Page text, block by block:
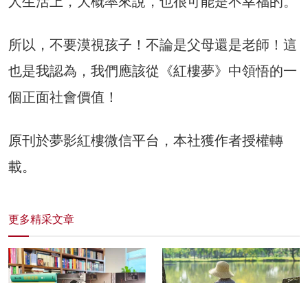
所以，不要漠視孩子！不論是父母還是老師！這
也是我認為，我們應該從《紅樓夢》中領悟的一
個正面社會價值！
原刊於夢影紅樓微信平台，本社獲作者授權轉
載。
更多精采文章